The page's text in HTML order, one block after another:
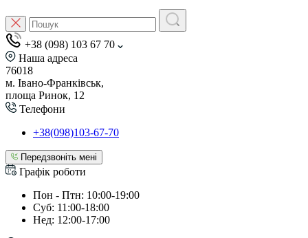
+38 (098) 103 67 70
Наша адреса
76018
м. Івано-Франківськ,
площа Ринок, 12
Телефони
+38(098)103-67-70
Передзвоніть мені
Графік роботи
Пон - Птн: 10:00-19:00
Суб: 11:00-18:00
Нед: 12:00-17:00